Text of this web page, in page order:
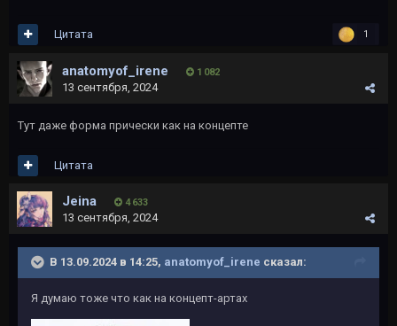
1
Цитата
anatomyof_irene 1 082
13 сентября, 2024
Тут даже форма прически как на концепте
Цитата
Jeina 4 633
13 сентября, 2024
В 13.09.2024 в 14:25, anatomyof_irene сказал:
Я думаю тоже что как на концепт-артах